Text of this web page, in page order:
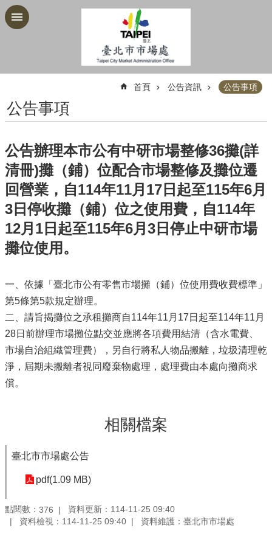
跳到主要內容區塊
首頁 公告資訊 公告事項
公告事項
公告辦理本市公有中研市場整修36攤(詳
清冊)攤（鋪）位配合市場整修及攤位遷
回營業，自114年11月17日起至115年6月
3日停收攤（鋪）位之使用費，自114年
12月1日起至115年6月3日停止中研市場
攤位使用。
一、依據「臺北市公有零售市場攤（鋪）位使用費收費標準」
第5條第5款規定辦理。
二、請旨揭攤位之承租攤商自114年11月17日起至114年11月
28日前辦理市場攤位點交並應將各項費用結清（含水電費、
市場自治組織管理費），另自行將私人物品搬離，垃圾清理乾
淨，屆期未搬離者視同廢棄物處理，處理費由本處向攤商求
償。
相關檔案
臺北市市場處公告
pdf(1.09 MB)
點閱數： 376
資料更新：114-11-25 09:40
資料檢視：114-11-25 09:40
資料維護：臺北市市場處